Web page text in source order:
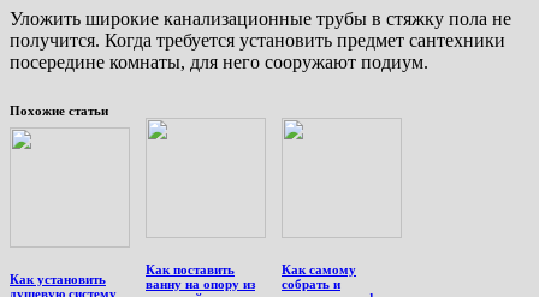
Уложить широкие канализационные трубы в стяжку пола не
получится. Когда требуется установить предмет сантехники
посередине комнаты, для него сооружают подиум.
Похожие статьи
Как установить
душевую систему
Как поставить
ванну на опору из
Как самому
собрать и